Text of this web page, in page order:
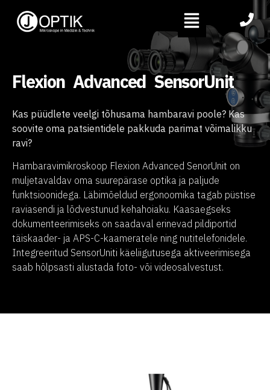
Flexion Advanced SensorUnit
Kas püüdlete veelgi tõhusama hambaravi poole? Kas
soovite oma patsientidele pakkuda parimat võimalikku
ravi?
Hambaravimikroskoop Flexion Advanced SenorUnit on
muljetavaldav oma suurepärase optika ja paljude
funktsioonidega. Läbimõeldud ergonoomika tagab püstise
raviasendi ja lõdvestunud kehahoiaku. Kaasaegseks
dokumenteerimiseks on saadaval erinevad pildiportid
täiskaader- ja APS-C-kaameratele ning nutitelefonidele.
Integreeritud SensorUniti käeliigutusega aktiveerimisega
saab hõlpsasti alustada foto- või videosalvestust.